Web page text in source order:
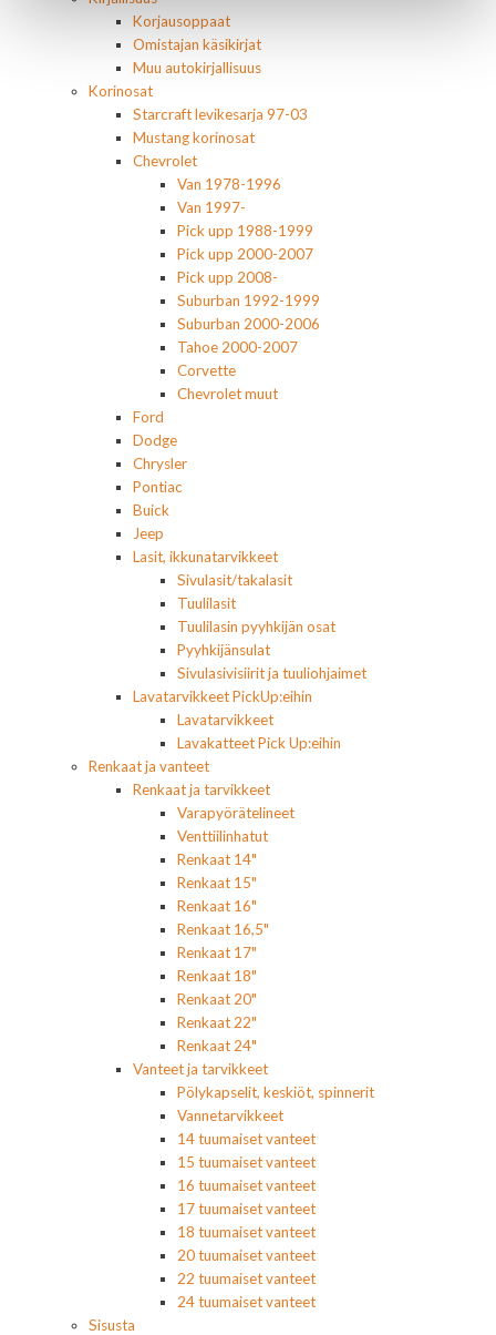
Korjausoppaat
Omistajan käsikirjat
Muu autokirjallisuus
Korinosat
Starcraft levikesarja 97-03
Mustang korinosat
Chevrolet
Van 1978-1996
Van 1997-
Pick upp 1988-1999
Pick upp 2000-2007
Pick upp 2008-
Suburban 1992-1999
Suburban 2000-2006
Tahoe 2000-2007
Corvette
Chevrolet muut
Ford
Dodge
Chrysler
Pontiac
Buick
Jeep
Lasit, ikkunatarvikkeet
Sivulasit/takalasit
Tuulilasit
Tuulilasin pyyhkijän osat
Pyyhkijänsulat
Sivulasivisiirit ja tuuliohjaimet
Lavatarvikkeet PickUp:eihin
Lavatarvikkeet
Lavakatteet Pick Up:eihin
Renkaat ja vanteet
Renkaat ja tarvikkeet
Varapyörätelineet
Venttiilinhatut
Renkaat 14"
Renkaat 15"
Renkaat 16"
Renkaat 16,5"
Renkaat 17"
Renkaat 18"
Renkaat 20"
Renkaat 22"
Renkaat 24"
Vanteet ja tarvikkeet
Pölykapselit, keskiöt, spinnerit
Vannetarvikkeet
14 tuumaiset vanteet
15 tuumaiset vanteet
16 tuumaiset vanteet
17 tuumaiset vanteet
18 tuumaiset vanteet
20 tuumaiset vanteet
22 tuumaiset vanteet
24 tuumaiset vanteet
Sisusta